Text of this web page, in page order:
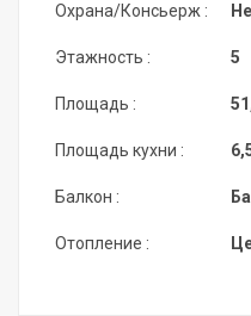
Охрана/Консьерж :
Этажность :
Площадь :
Площадь кухни :
Балкон :
Отопление :
5